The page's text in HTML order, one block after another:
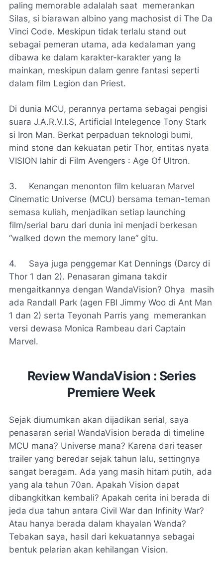
paling memorable adalalah saat memerankan
Silas, si biarawan albino yang machosist di The Da
Vinci Code. Meskipun tidak terlalu stand out
sebagai pemeran utama, ada kedalaman yang
dibawa ke dalam karakter-karakter yang Ia
mainkan, meskipun dalam genre fantasi seperti
dalam film Legion dan Priest.
Di dunia MCU, perannya pertama sebagai pengisi
suara J.A.R.V.I.S, Artificial Intelegence Tony Stark
si Iron Man. Berkat perpaduan teknologi bumi,
mind stone dan kekuatan petir Thor, entitas nyata
VISION lahir di Film Avengers : Age Of Ultron.
3. Kenangan menonton film keluaran Marvel
Cinematic Universe (MCU) bersama teman-teman
semasa kuliah, menjadikan setiap launching
film/serial baru dari dunia ini menjadi berkesan
“walked down the memory lane” gitu.
4.
Saya juga penggemar Kat Dennings (Darcy di
Thor 1 dan 2). Penasaran gimana takdir
mengaitkannya dengan WandaVision? Ohya masih
ada Randall Park (agen FBI Jimmy Woo di Ant Man
1 dan 2) serta Teyonah Parris yang memerankan
versi dewasa Monica Rambeau dari Captain
Marvel.
Review WandaVision : Series
Premiere Week
Sejak diumumkan akan dijadikan serial, saya
penasaran serial WandaVision berada di timeline
MCU mana? Universe mana? Karena dari teaser
trailer yang beredar sejak tahun lalu, settingnya
sangat beragam. Ada yang masih hitam putih, ada
yang ala tahun 70an. Apakah Vision dapat
dibangkitkan kembali? Apakah cerita ini berada di
jeda dua tahun antara Civil War dan Infinity War?
Atau hanya berada dalam khayalan Wanda?
Tebakan saya, hasil dari kekuatannya sebagai
bentuk pelarian akan kehilangan Vision.